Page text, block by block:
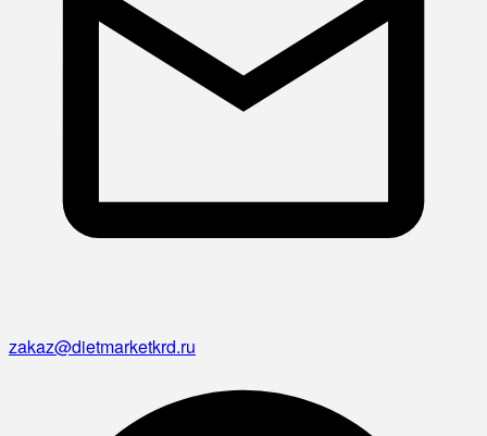
zakaz@dietmarketkrd.ru